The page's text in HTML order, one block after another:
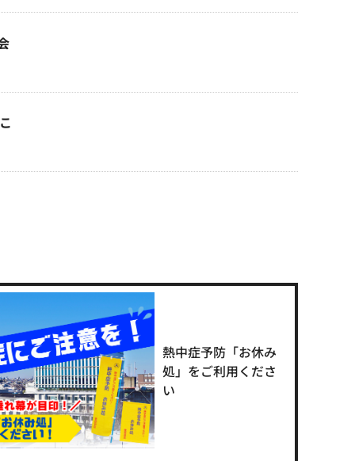
熱中症予防「お休み
処」をご利用くださ
い